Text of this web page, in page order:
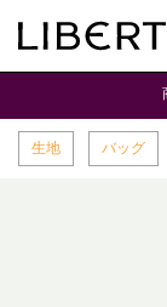
生地 バッグ